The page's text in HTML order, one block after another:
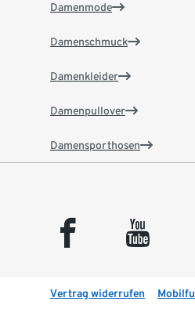
Damenmode
Damenschmuck
Damenkleider
Damenpullover
Damensporthosen
facebook youtube
Vertrag widerrufen